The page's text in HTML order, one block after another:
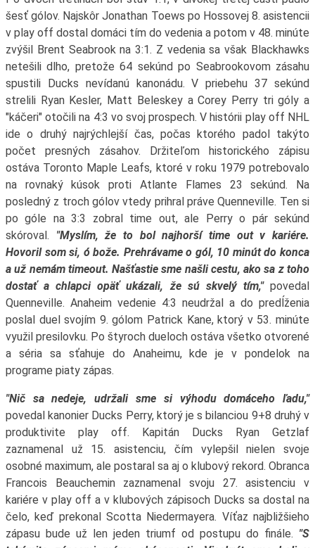
šesť gólov. Najskôr Jonathan Toews po Hossovej 8. asistencii
v play off dostal domáci tím do vedenia a potom v 48. minúte
zvýšil Brent Seabrook na 3:1. Z vedenia sa však Blackhawks
netešili dlho, pretože 64 sekúnd po Seabrookovom zásahu
spustili Ducks nevídanú kanonádu. V priebehu 37 sekúnd
strelili Ryan Kesler, Matt Beleskey a Corey Perry tri góly a
"káčeri" otočili na 4:3 vo svoj prospech. V histórii play off NHL
ide o druhý najrýchlejší čas, počas ktorého padol takýto
počet presných zásahov. Držiteľom historického zápisu
ostáva Toronto Maple Leafs, ktoré v roku 1979 potrebovalo
na rovnaký kúsok proti Atlante Flames 23 sekúnd. Na
posledný z troch gólov vtedy prihral práve Quenneville. Ten si
po góle na 3:3 zobral time out, ale Perry o pár sekúnd
skóroval. "Myslím, že to bol najhorší time out v kariére.
Hovoril som si, ó bože. Prehrávame o gól, 10 minút do konca
a už nemám timeout. Našťastie sme našli cestu, ako sa z toho
dostať a chlapci opäť ukázali, že sú skvelý tím,"povedal
Quenneville. Anaheim vedenie 4:3 neudržal a do predĺženia
poslal duel svojím 9. gólom Patrick Kane, ktorý v 53. minúte
využil presilovku. Po štyroch dueloch ostáva všetko otvorené
a séria sa sťahuje do Anaheimu, kde je v pondelok na
programe piaty zápas.
"Nič sa nedeje, udržali sme si výhodu domáceho ľadu,"
povedal kanonier Ducks Perry, ktorý je s bilanciou 9+8 druhý v
produktivite play off. Kapitán Ducks Ryan Getzlaf
zaznamenal už 15. asistenciu, čím vylepšil nielen svoje
osobné maximum, ale postaral sa aj o klubový rekord. Obranca
Francois Beauchemin zaznamenal svoju 27. asistenciu v
kariére v play off a v klubových zápisoch Ducks sa dostal na
čelo, keď prekonal Scotta Niedermayera. Víťaz najbližšieho
zápasu bude už len jeden triumf od postupu do finále. "S